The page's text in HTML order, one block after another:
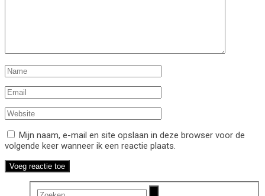
Mijn naam, e-mail en site opslaan in deze browser voor de
volgende keer wanneer ik een reactie plaats.